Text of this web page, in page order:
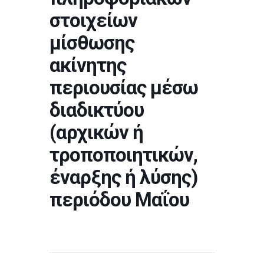
στοιχείων
μίσθωσης
ακίνητης
περιουσίας μέσω
διαδικτύου
(αρχικών ή
τροποποιητικών,
έναρξης ή λύσης)
περιόδου Μαΐου